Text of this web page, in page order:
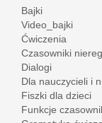
Bajki
Video_bajki
Ćwiczenia
Czasowniki
Dialogi
Dla nauczycieli i
Fiszki dla dzieci
Funkcje